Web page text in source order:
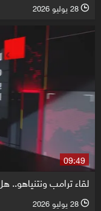
l 28 يوليو 2026
09:49
لقاء ترامب
l 28 يوليو 2026